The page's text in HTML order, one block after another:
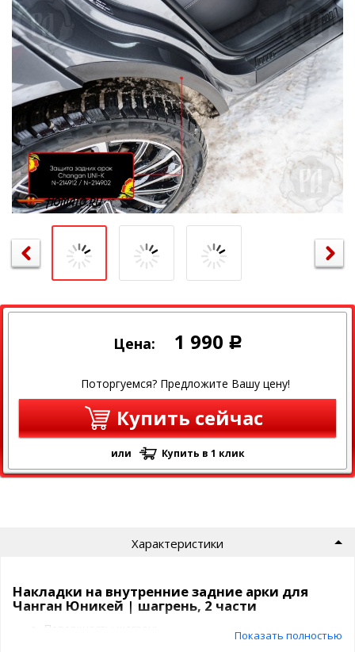
Цена: 1 990 Р
Поторгуемся? Предложите Вашу цену!
Купить сейчас
или Купить в 1 клик
Характеристики
Накладки на внутренние задние арки для
Чанган Юникей | шагрень, 2 части
Поверхность: шагрень
Показать полностью